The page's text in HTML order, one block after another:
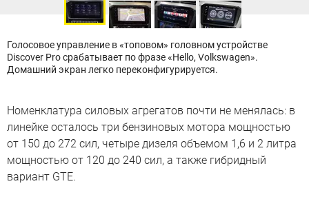
Голосовое управление в «топовом» головном устройстве
Discover Pro срабатывает по фразе «Hello, Volkswagen».
Домашний экран легко переконфигурируется.
Номенклатура силовых агрегатов почти не менялась: в
линейке осталось три бензиновых мотора мощностью
от 150 до 272 сил, четыре дизеля объемом 1,6 и 2 литра
мощностью от 120 до 240 сил, а также гибридный
вариант GTE.